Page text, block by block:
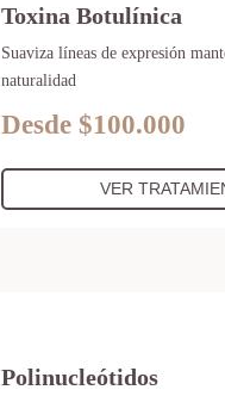
Toxina Botulínica
Suaviza líneas de expresión
naturalidad
Desde $100.000
VER
Polinucleótidos